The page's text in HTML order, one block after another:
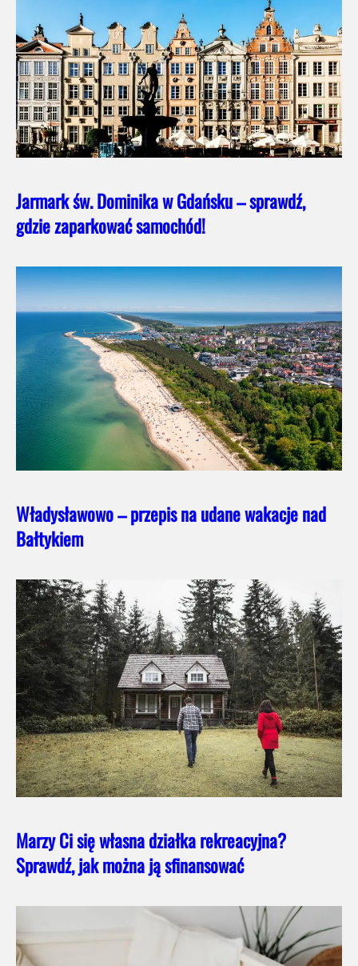
Jarmark św. Dominika w Gdańsku – sprawdź,
gdzie zaparkować samochód!
Władysławowo – przepis na udane wakacje nad
Bałtykiem
Marzy Ci się własna działka rekreacyjna?
Sprawdź, jak można ją sfinansować